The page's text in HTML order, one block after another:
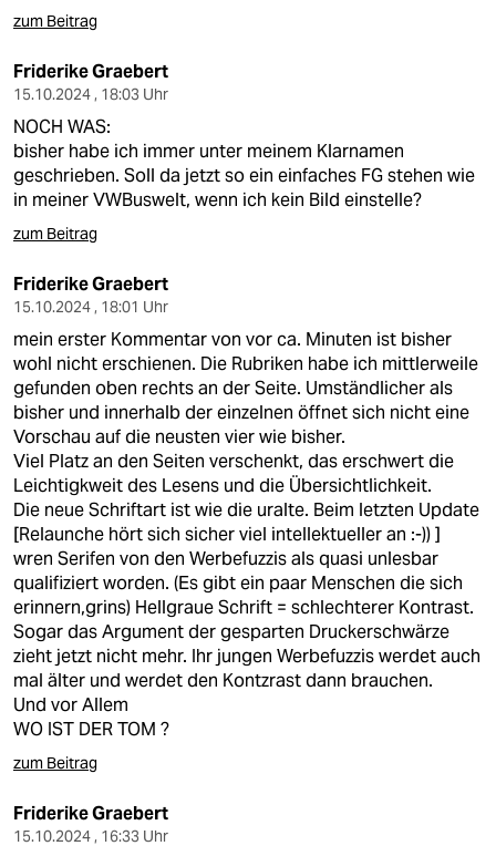
zum Beitrag
Friderike Graebert
15.10.2024 , 18:03 Uhr
NOCH WAS:
bisher habe ich immer unter meinem Klarnamen
geschrieben. Soll da jetzt so ein einfaches FG stehen wie
in meiner VWBuswelt, wenn ich kein Bild einstelle?
zum Beitrag
Friderike Graebert
15.10.2024 , 18:01 Uhr
mein erster Kommentar von vor ca. Minuten ist bisher
wohl nicht erschienen. Die Rubriken habe ich mittlerweile
gefunden oben rechts an der Seite. Umständlicher als
bisher und innerhalb der einzelnen öffnet sich nicht eine
Vorschau auf die neusten vier wie bisher.
Viel Platz an den Seiten verschenkt, das erschwert die
Leichtigkweit des Lesens und die Übersichtlichkeit.
Die neue Schriftart ist wie die uralte. Beim letzten Update
[Relaunche hört sich sicher viel intellektueller an :-)) ]
wren Serifen von den Werbefuzzis als quasi unlesbar
qualifiziert worden. (Es gibt ein paar Menschen die sich
erinnern,grins) Hellgraue Schrift = schlechterer Kontrast.
Sogar das Argument der gesparten Druckerschwärze
zieht jetzt nicht mehr. Ihr jungen Werbefuzzis werdet auch
mal älter und werdet den Kontzrast dann brauchen.
Und vor Allem
WO IST DER TOM ?
zum Beitrag
Friderike Graebert
15.10.2024 , 16:33 Uhr